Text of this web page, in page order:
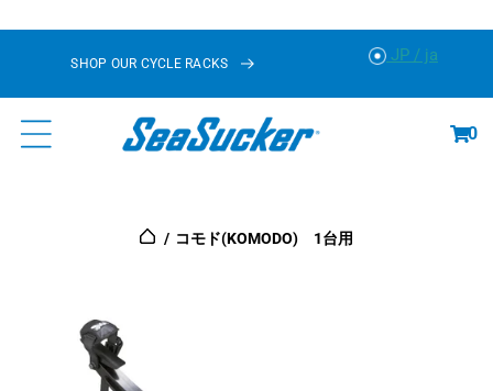
キ
ッ
SHOP OUR CYCLE RACKS JP / ja
ー0
コモド(KOMODO) 1台用